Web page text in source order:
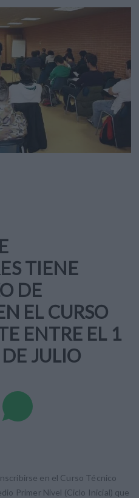
TIENE
DE
EL CURSO
ENTRE EL 1
JULIO
en el Curso Técnico
Primer Nivel (Ciclo Inicial) que